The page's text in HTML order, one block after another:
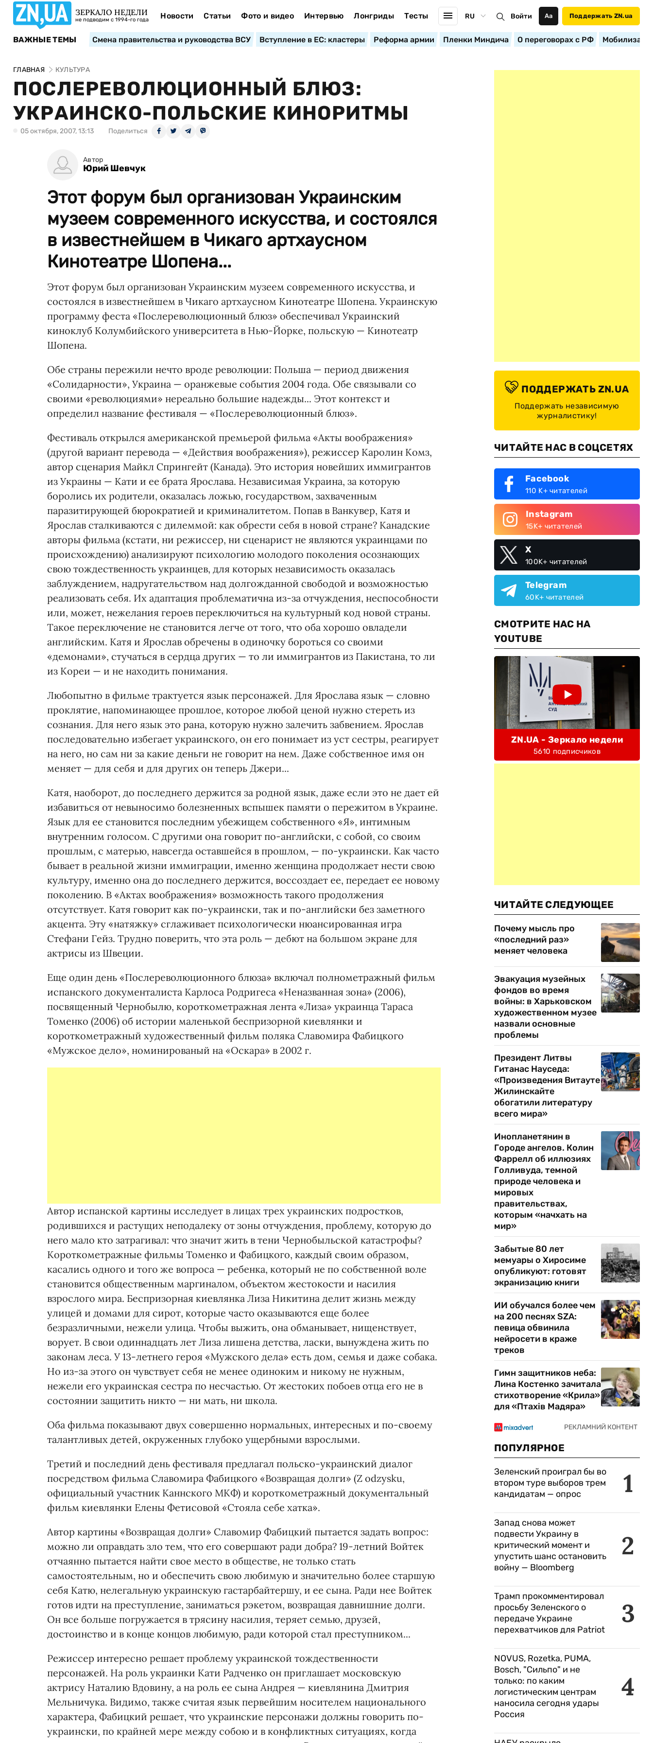
ЗЕРКАЛО НЕДЕЛИ
не подводим с 1994-го года Новости Статьи Фото и видео Интервью Лонгриды Тесты RU Войти Аа Поддержать ZN.ua
ВАЖНЫЕ ТЕМЫ Смена правительства и руководства ВСУ Вступление в ЕС: кластеры Реформа армии Пленки Миндича О переговорах с РФ
ГЛАВНАЯ КУЛЬТУРА
ПОСЛЕРЕВОЛЮЦИОННЫЙ БЛЮЗ:
УКРАИНСКО-ПОЛЬСКИЕ КИНОРИТМЫ
05 октября, 2007, 13:13 Поделиться
Автор
Юрий Шевчук
Этот форум был организован Украинским
музеем современного искусства, и состоялся
в известнейшем в Чикаго артхаусном
Кинотеатре Шопена...
Этот форум был организован Украинским музеем современного искусства, и
состоялся в известнейшем в Чикаго артхаусном Кинотеатре Шопена. Украинскую
программу феста «Послереволюционный блюз» обеспечивал Украинский
киноклуб Колумбийского университета в Нью-Йорке, польскую — Кинотеатр
Шопена.
Обе страны пережили нечто вроде революции: Польша — период движения
«Солидарности», Украина — оранжевые события 2004 года. Обе связывали со
своими «революциями» нереально большие надежды... Этот контекст и
определил название фестиваля — «Послереволюционный блюз».
Фестиваль открылся американской премьерой фильма «Акты воображения»
(другой вариант перевода — «Действия воображения»), режиссер Каролин Комз,
автор сценария Maйкл Спрингейт (Канада). Это история новейших иммигрантов
из Украины — Кати и ее брата Ярослава. Независимая Украина, за которую
боролись их родители, оказалась ложью, государством, захваченным
паразитирующей бюрократией и криминалитетом. Попав в Ванкувер, Катя и
Ярослав сталкиваются с дилеммой: как обрести себя в новой стране? Kанадские
авторы фильма (кстати, ни режиссер, ни сценарист не являются украинцами по
происхождению) анализируют психологию молодого поколения осознающих
свою тождественность украинцев, для которых независимость оказалась
заблуждением, надругательством над долгожданной свободой и возможностью
реализовать себя. Их адаптация проблематична из-за отчуждения, неспособности
или, может, нежелания героев переключиться на культурный код новой страны.
Такое переключение не становится легче от того, что оба хорошо овладели
английским. Катя и Ярослав обречены в одиночку бороться со своими
«демонами», стучаться в сердца других — то ли иммигрантов из Пакистана, то ли
из Кореи — и не находить понимания.
Любопытно в фильме трактуется язык персонажей. Для Ярослава язык — словно
проклятие, напоминающее прошлое, которое любой ценой нужно стереть из
сознания. Для него язык это рана, которую нужно залечить забвением. Ярослав
последовательно избегает украинского, он его понимает из уст сестры, реагирует
на него, но сам ни за какие деньги не говорит на нем. Даже собственное имя он
меняет — для себя и для других он теперь Джери...
Катя, наоборот, до последнего держится за родной язык, даже если это не дает ей
избавиться от невыносимо болезненных вспышек памяти о пережитом в Украине.
Язык для ее становится последним убежищем собственного «Я», интимным
внутренним голосом. С другими она говорит по-английски, с собой, со своим
прошлым, с матерью, навсегда оставшейся в прошлом, — по-украински. Как часто
бывает в реальной жизни иммиграции, именно женщина продолжает нести свою
культуру, именно она до последнего держится, воссоздает ее, передает ее новому
поколению. В «Актах воображения» возможность такого продолжения
отсутствует. Катя говорит как по-украински, так и по-английски без заметного
акцента. Эту «натяжку» сглаживает психологически нюансированнaя игрa
Стефани Гейз. Трудно поверить, что эта роль — дебют на большом экране для
актрисы из Швеции.
Еще один день «Послереволюционного блюза» включал полнометражный фильм
испанского документалиста Карлоса Родригеса «Неназванная зона» (2006),
посвященный Чернобылю, короткометражная лента «Лиза» украинца Тараса
Томенко (2006) об истории маленькой беспризорной киевлянки и
короткометражный художественный фильм поляка Славомира Фабицкого
«Мужское дело», номинированый на «Оскара» в 2002 г.
Автор испанской картины исследует в лицах трех украинских подростков,
родившихся и растущих неподалеку от зоны отчуждения, проблему, которую до
него мало кто затрагивал: что значит жить в тени Чернобыльской катастрофы?
Короткометражные фильмы Томенко и Фабицкого, каждый своим образом,
касались одного и того же вопроса — ребенка, который не по собственной воле
становится общественным маргиналом, объектом жестокости и насилия
взрослого мира. Беспризорная киевлянка Лиза Никитина делит жизнь между
улицей и домами для сирот, которые часто оказываются еще более
безразличными, нежели улица. Чтобы выжить, она обманывает, нищенствует,
ворует. В свои одиннадцать лет Лиза лишена детства, ласки, вынуждена жить по
законам леса. У 13-летнего героя «Мужского дела» есть дом, семья и даже собака.
Но из-за этого он чувствует себя не менее одиноким и никому не нужным,
нежели его украинская сестра по несчастью. От жестоких побоев отца его не в
состоянии защитить никто — ни мать, ни школа.
Оба фильма показывают двух совершенно нормальных, интересных и по-своему
талантливых детей, окруженных глубоко ущербными взрослыми.
Третий и последний день фестиваля предлагал польско-украинский диалог
посредством фильма Славомира Фабицкого «Возвращая долги» (Z odzysku,
официальный участник Каннского МКФ) и короткометражный документальный
фильм киевлянки Елены Фетисовой «Стояла себе хатка».
Aвтор картины «Возвращая долги» Славомир Фабицкий пытается задать вопрос:
можно ли оправдать зло тем, что его совершают ради добра? 19-летний Войтек
отчаянно пытается найти свое место в обществе, не только стать
самостоятельным, но и обеспечить свою любимую и значительно более старшую
себя Катю, нелегальную украинскую гастарбайтершу, и ее сына. Ради нее Войтек
готов идти на преступление, заниматься рэкетом, возвращая давнишние долги.
Он все больше погружается в трясину насилия, теряет семью, друзей,
достоинство и в конце концов любимую, ради которой стал преступником...
Режиссер интересно решает проблему украинской тождест­венности
персонажей. На роль украинки Кати Радченко он приглашает московскую
актрису Наталию Вдовину, а на роль ее сына Андрея — киевлянина Дмитрия
Мельничука. Видимо, также считая язык первейшим носителем национального
характера, Фабицкий решает, что украинские персонажи должны говорить по-
украински, по крайней мере между собою и в конфликтных ситуациях, когда
ПОДДЕРЖАТЬ ZN.UA
Поддержать независимую
журналистику!
ЧИТАЙТЕ НАС В СОЦСЕТЯХ
Facebook
110 K+ читателей
Instagram
15K+ читателей
X
100K+ читателей
Telegram
60K+ читателей
СМОТРИТЕ НАС НА
YOUTUBE
ZN.UA - Зеркало недели
5610 подписчиков
ЧИТАЙТЕ СЛЕДУЮЩЕЕ
Почему мысль про
«последний раз»
меняет человека
Эвакуация музейных
фондов во время
войны: в Харьковском
художественном музее
назвали основные
проблемы
Президент Литвы
Гитанас Науседа:
«Произведения Витауте
Жилинскайте
обогатили литературу
всего мира»
Инопланетянин в
Городе ангелов. Колин
Фаррелл об иллюзиях
Голливуда, темной
природе человека и
мировых
правительствах,
которым «начхать на
мир»
Забытые 80 лет
мемуары о Хиросиме
опубликуют: готовят
экранизацию книги
ИИ обучался более чем
на 200 песнях SZA:
певица обвинила
нейросети в краже
треков
Гимн защитников неба:
Лина Костенко зачитала
стихотворение «Крила»
для «Птахів Мадяра»
ПОПУЛЯРНОЕ
1
Зеленский проиграл бы во
втором туре выборов трем
кандидатам — опрос
2
Запад снова может
подвести Украину в
критический момент и
упустить шанс остановить
войну — Bloomberg
3
Трамп прокомментировал
просьбу Зеленского о
передаче Украине
перехватчиков для Patriot
4
NOVUS, Rozetka, PUMA,
Bosch, "Сильпо" и не
только: по каким
логистическим центрам
наносила сегодня удары
Россия